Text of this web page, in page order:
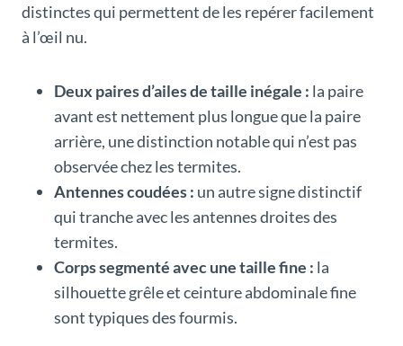
distinctes qui permettent de les repérer facilement
à l’œil nu.
Deux paires d’ailes de taille inégale : la paire
avant est nettement plus longue que la paire
arrière, une distinction notable qui n’est pas
observée chez les termites.
Antennes coudées : un autre signe distinctif
qui tranche avec les antennes droites des
termites.
Corps segmenté avec une taille fine : la
silhouette grêle et ceinture abdominale fine
sont typiques des fourmis.